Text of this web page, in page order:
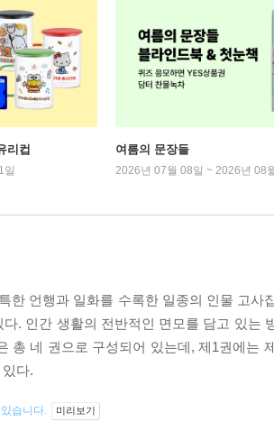
리컵 여름의 문장들
2026년 07월 08일 ~ 2026년 08
한 언행과 일화를 수록한 일종의 인물 고
. 인간 생활의 전반적인 면모를 담고 있는
총 네 권으로 구성되어 있는데, 제1권에
다.
습니다. 미리보기